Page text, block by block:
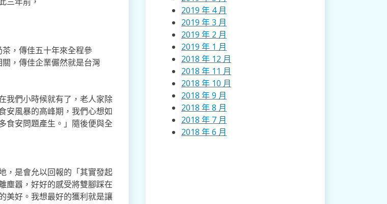
，傳佳五十年來全程參
，傳佳企業儼然就是台灣
我們小時候就有了，老人家除
安風暴的高峰期，我們心想如
食安問題產生。」隨後便與全
，是會允以回報的「其實發起
塵囂，好好的感受將雙腳踩在
美好。我想最好的獲利就是讓
2019 年 4 月
2019 年 3 月
2019 年 2 月
2019 年 1 月
2018 年 12 月
2018 年 11 月
2018 年 10 月
2018 年 9 月
2018 年 8 月
2018 年 7 月
2018 年 6 月